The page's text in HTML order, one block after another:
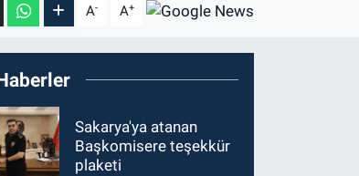
A- A+
Sakarya'ya atanan
Başkomisere teşekkür
plaketi